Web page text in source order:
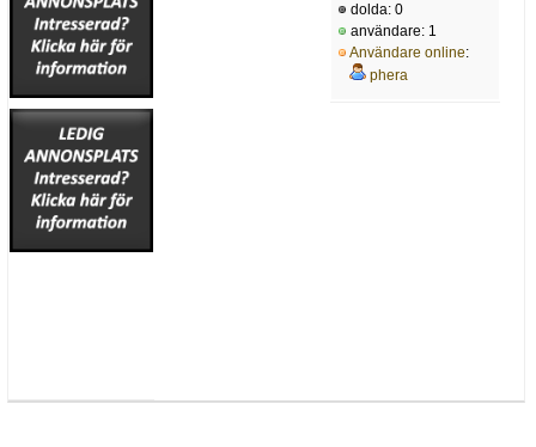
dolda: 0
användare: 1
Användare online:
phera